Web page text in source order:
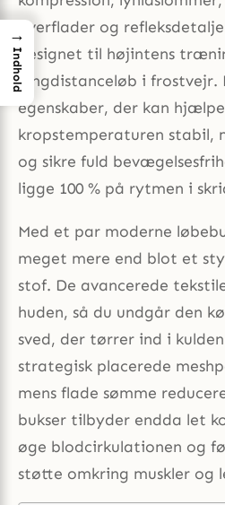
overflader og
designet til højintens
langdistanceløb i frostvejr.
egenskaber, der kan
kropstemperaturen stabil,
og sikre fuld
ligge 100 % på rytmen i
Med et par moderne
meget mere end blot et
stof. De avancerede
huden, så du undgår den
sved, der tørrer ind i
strategisk placerede
mens flade sømme
bukser tilbyder endda let
øge blodcirkulationen og
støtte omkring muskler og
→
Indhold